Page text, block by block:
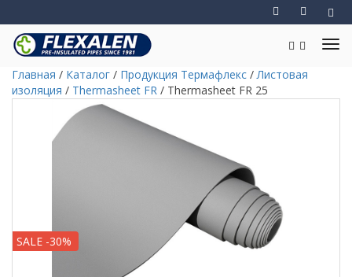
Главная / Каталог / Продукция Термафлекс /Листовая
изоляция / Thermasheet FR / Thermasheet FR 25
SALE -30%